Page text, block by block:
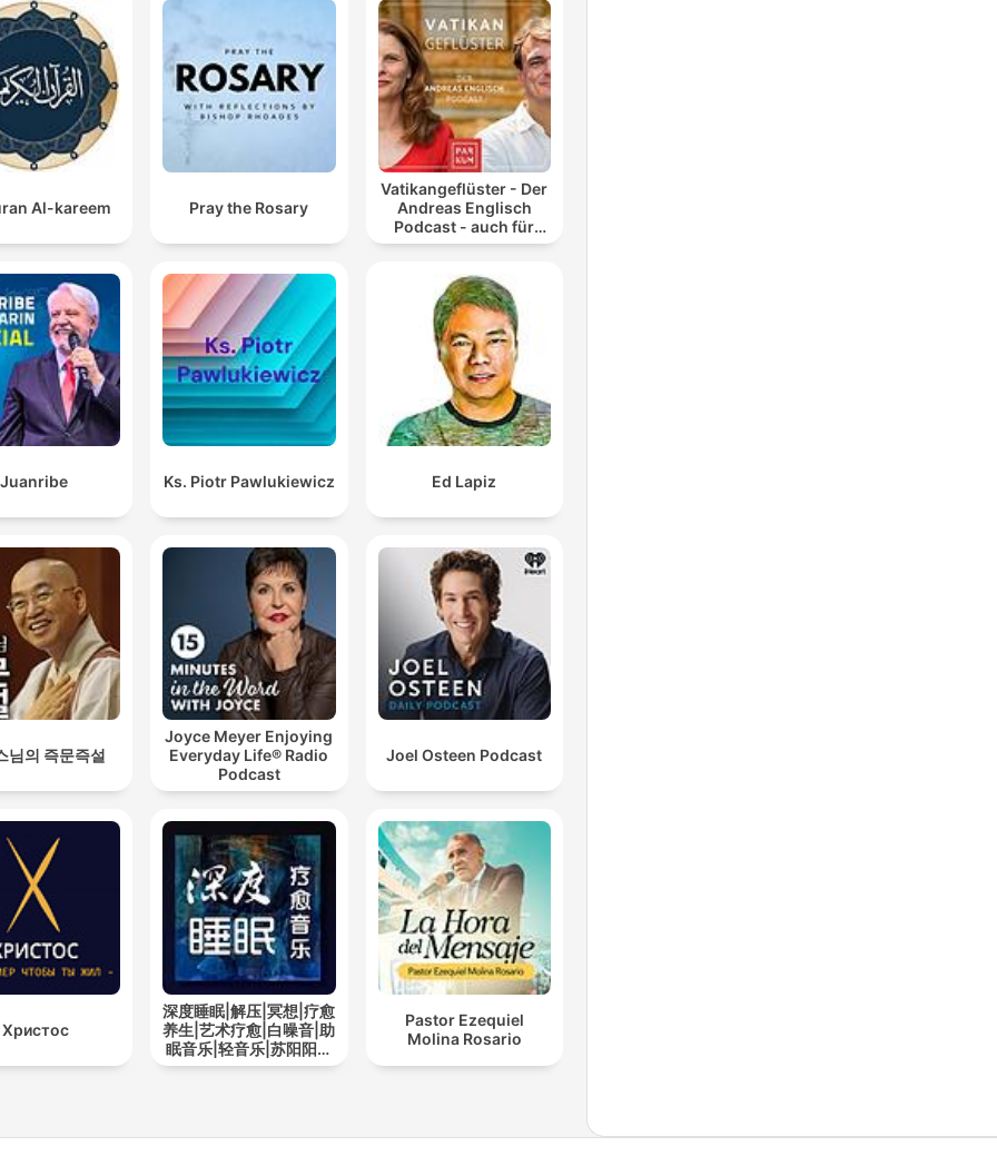
Al-kareem Pray the Rosary
Vatikangeflüster - Der
Andreas Englisch
Podcast - auch für
Atheisten
Juanribe Ks. Piotr Pawlukiewicz Ed Lapiz
님의 즉문즉설
Joyce Meyer Enjoying
Everyday Life® Radio
Podcast
Joel Osteen Podcast
Христос
深度睡眠|解压|冥想|疗愈
养生|艺术疗愈|白噪音|助
眠音乐|轻音乐|苏阳阳频
道
Pastor Ezequiel
Molina Rosario